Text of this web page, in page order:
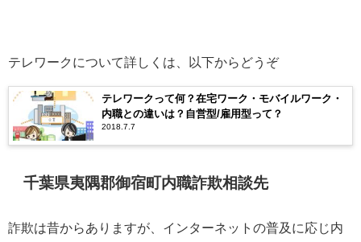
テレワークについて詳しくは、以下からどうぞ
テレワークって何？在宅ワーク・モバイルワーク・
内職との違いは？自営型/雇用型って？
2018.7.7
千葉県夷隅郡御宿町内職詐欺相談先
詐欺は昔からありますが、インターネットの普及に応じ内